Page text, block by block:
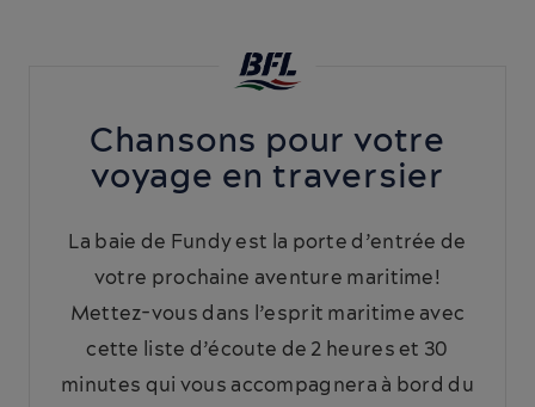
Chansons pour votre
voyage en traversier
La baie de Fundy est la porte d’entrée de
votre prochaine aventure maritime!
Mettez-vous dans l’esprit maritime avec
cette liste d’écoute de 2 heures et 30
minutes qui vous accompagnera à bord du